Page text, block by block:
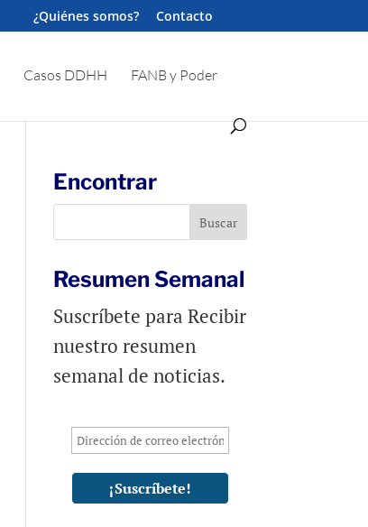
¿Quiénes somos? Contacto
Casos DDHH FANB y Poder
Encontrar
Resumen Semanal
Suscríbete para Recibir
nuestro resumen
semanal de noticias.